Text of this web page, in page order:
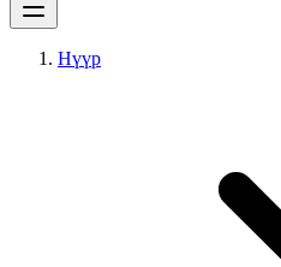
Нүүр